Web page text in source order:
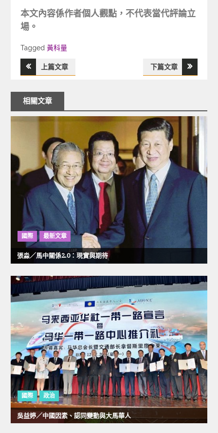
本文內容係作者個人觀點，不代表當代評論立
場。
Tagged
Tagged黃科量
文
章
導
上篇文章 下篇文章
相關文章
國際 最新文章
張淼／馬中關係2.0：現實與期待
國際 政治
吳益婷／中國因素、認同變動與大馬華人